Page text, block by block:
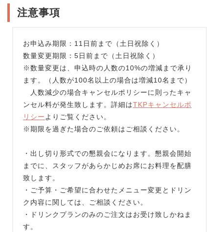
注意事項
お申込み期限：11日前まで（土日祝除く）
数量変更期限：5日前まで（土日祝除く）
※数量変更は、申込時の人数の10%の増減まで承り
ます。（人数が100名以上の場合は増減10名まで）
人数減少の場合キャンセルポリシーに則ったキャ
ンセル料が発生致します。詳細はTKPキャンセルポ
リシー よりご覧ください。
※期限を過ぎた場合のご依頼はご相談ください。
・出し切り形式での懇親会になります。懇親会開始
までに、スタッフがあらかじめお席にお料理を配膳
致します。
・ご予算・ご希望に合わせたメニュー変更とドリン
ク内容に関しては、ご相談ください。
・ドリンクプランのみのご注文はお受け致しかねま
す。